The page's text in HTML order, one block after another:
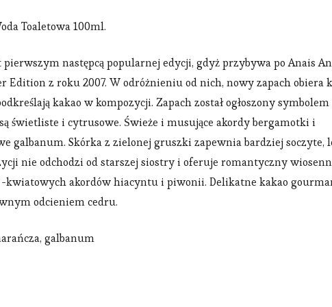
Toaletowa 100ml.
pierwszym następcą popularnej edycji, gdyż przybywa po Anais
Edition z roku 2007. W odróżnieniu od nich, nowy zapach obiera
kakao w kompozycji. Zapach został ogłoszony symbolem
świetliste i cytrusowe. Świeże i musujące akordy bergamotki i
galbanum. Skórka z zielonej gruszki zapewnia bardziej soczyte,
nie odchodzi od starszej siostry i oferuje romantyczny
-kwiatowych akordów hiacyntu i piwonii. Delikatne kakao
odcieniem cedru.
galbanum